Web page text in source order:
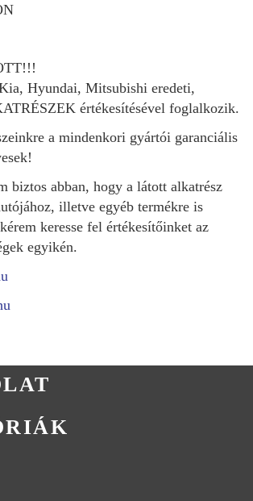
Hyundai, Mitsubishi eredeti,
értékesítésével foglalkozik.
a mindenkori gyártói garanciális
biztos abban, hogy a látott alkatrész
illetve egyéb termékre is
keresse fel értékesítőinket az
egyikén.